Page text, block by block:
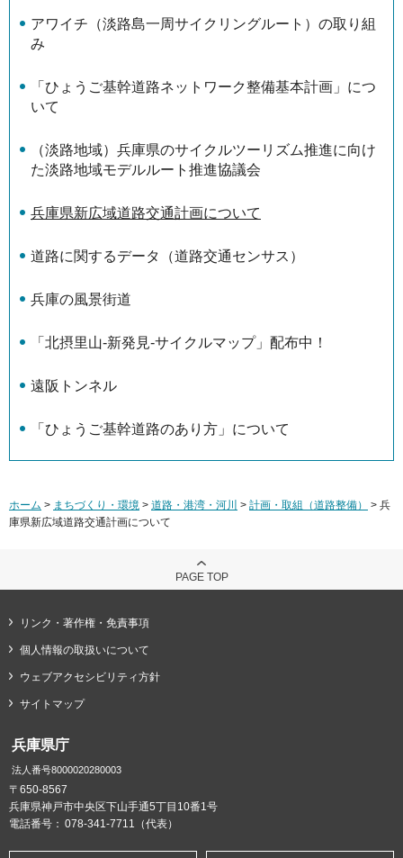
アワイチ（淡路島一周サイクリングルート）の取り組
み
「ひょうご基幹道路ネットワーク整備基本計画」につ
いて
（淡路地域）兵庫県のサイクルツーリズム推進に向け
た淡路地域モデルルート推進協議会
兵庫県新広域道路交通計画について
道路に関するデータ（道路交通センサス）
兵庫の風景街道
「北摂里山-新発見-サイクルマップ」配布中！
遠阪トンネル
「ひょうご基幹道路のあり方」について
ホーム > まちづくり・環境 > 道路・港湾・河川 > 計画・取組（道路整備）
> 兵
庫県新広域道路交通計画について
PAGE TOP
リンク・著作権・免責事項
個人情報の取扱いについて
ウェブアクセシビリティ方針
サイトマップ
兵庫県庁
法人番号8000020280003
〒650-8567
兵庫県神戸市中央区下山手通5丁目10番1号
電話番号： 078-341-7711（代表）